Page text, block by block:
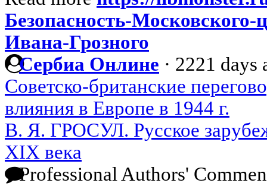
Безопасность-Московского-
Ивана-Грозного
Сербиа Онлине · 2221 days
Советско-британские
влияния в Европе в 1944 г.
В. Я. ГРОСУЛ. Русское
XIX века
Professional Authors'